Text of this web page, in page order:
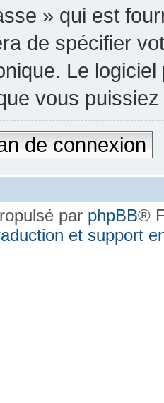
» qui est
de spécifier
Le
vous
de connexion
par phpBB®
et support